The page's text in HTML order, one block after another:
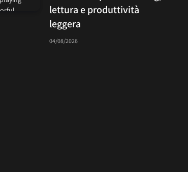
lettura e produttività
leggera
04/08/2026